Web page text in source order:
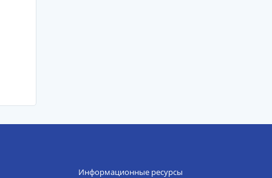
Информационные ресурсы